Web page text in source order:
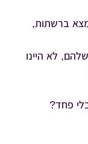
ברשתות,
לא היינו
פחד?